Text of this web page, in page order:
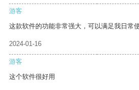
游客
这款软件的功能非常强大，可以满足我日常
2024-01-16
游客
这个软件很好用